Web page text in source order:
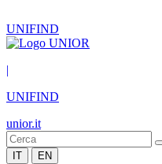
UNIFIND
|
UNIFIND
unior.it
IT EN